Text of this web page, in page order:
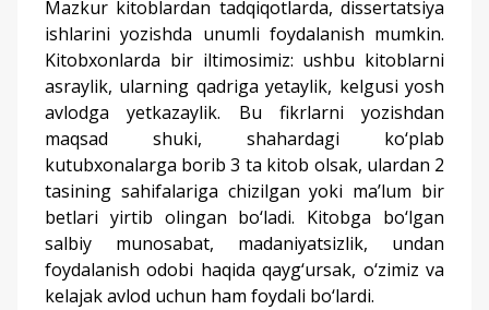
Mazkur kitoblardan tadqiqotlarda, dissertatsiya
ishlarini yozishda unumli foydalanish mumkin.
Kitobxonlarda bir iltimosimiz: ushbu kitoblarni
asraylik, ularning qadriga yetaylik, kelgusi yosh
avlodga yetkazaylik. Bu fikrlarni yozishdan
maqsad shuki, shahardagi ko‘plab
kutubxonalarga borib 3 ta kitob olsak, ulardan 2
tasining sahifalariga chizilgan yoki ma’lum bir
betlari yirtib olingan bo‘ladi. Kitobga bo‘lgan
salbiy munosabat, madaniyatsizlik, undan
foydalanish odobi haqida qayg‘ursak, o‘zimiz va
kelajak avlod uchun ham foydali bo‘lardi.